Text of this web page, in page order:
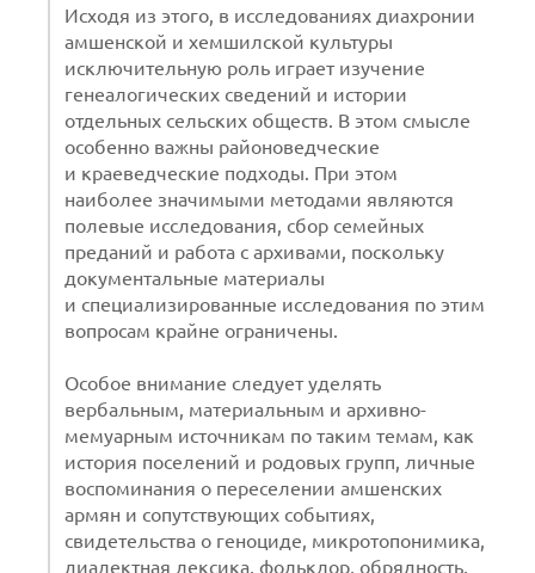
Исходя из этого, в исследованиях диахронии
амшенской и хемшилской культуры
исключительную роль играет изучение
генеалогических сведений и истории
отдельных сельских обществ. В этом смысле
особенно важны районоведческие
и краеведческие подходы. При этом
наиболее значимыми методами являются
полевые исследования, сбор семейных
преданий и работа с архивами, поскольку
документальные материалы
и специализированные исследования по этим
вопросам крайне ограничены.
Особое внимание следует уделять
вербальным, материальным и архивно-
мемуарным источникам по таким темам, как
история поселений и родовых групп, личные
воспоминания о переселении амшенских
армян и сопутствующих событиях,
свидетельства о геноциде, микротопонимика,
диалектная лексика, фольклор, обрядность,